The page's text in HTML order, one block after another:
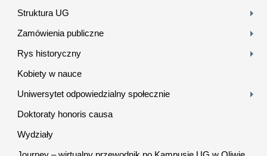
Struktura UG
Zamówienia publiczne
Rys historyczny
Kobiety w nauce
Uniwersytet odpowiedzialny społecznie
Doktoraty honoris causa
Wydziały